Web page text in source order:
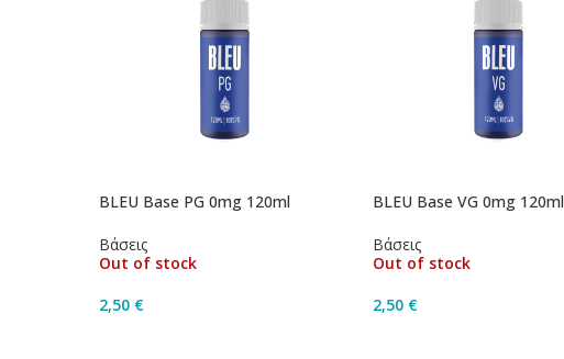
BLEU Base PG 0mg 120ml
Βάσεις
Out of stock
2,50 €
BLEU Base VG 0mg 120ml
Βάσεις
Out of stock
2,50 €